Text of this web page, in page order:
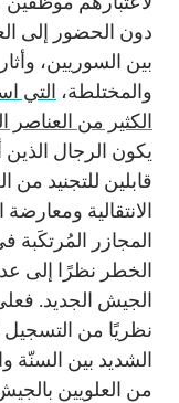
دون الحضور إلى
بين السوريين،
والمختلطة، التي
الكثير من العناصر
يكون الرجال
قابلين للتجنيد
الانتقالية
المجازر المُرتكَبة
الخطر نظرًا إلى
الجيش الجديد.
نظريًا من التسجيل
الشديد بين السنّة
من العلويين